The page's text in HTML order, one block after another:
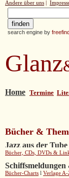
Andere über uns
search engine by
Glanz
Home Termine
Bücher &
Jazz aus der Tube
Bücher, CDs, DVDs &
Bücher-Charts l Verlage A-